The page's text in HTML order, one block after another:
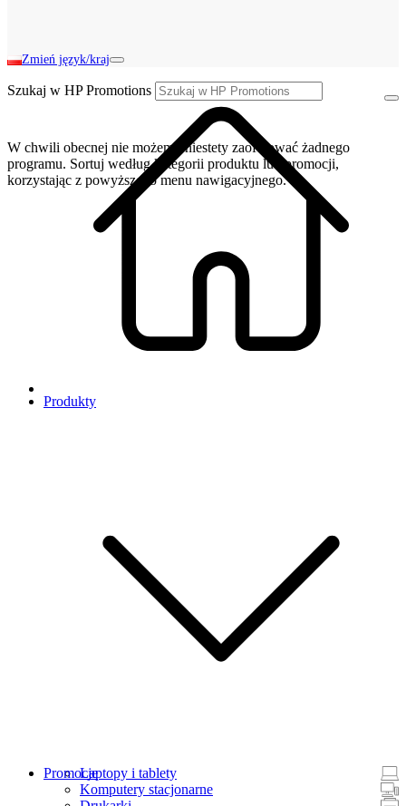
Produkty
Laptopy i tablety
Komputery stacjonarne
Promocje
Zmień język/kraj
Szukaj w HP Promotions
W chwili obecnej nie możemy niestety zaoferować żadnego
programu. Sortuj według kategorii produktu lub promocji,
korzystając z powyższego menu nawigacyjnego.